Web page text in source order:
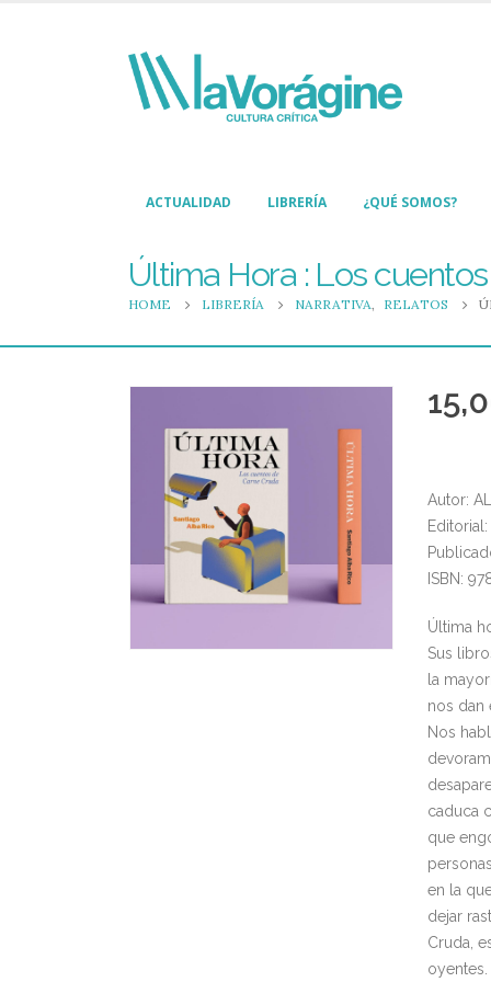
ACTUALIDAD LIBRERÍA ¿QUÉ SOMOS?
Última Hora : Los
HOME LIBRERÍA NARRATIVA, RELATOS
Autor:
Editorial:
ISBN:
Última
Sus
la
nos dan
Nos
caduca
que
en la
dejar
Cruda,